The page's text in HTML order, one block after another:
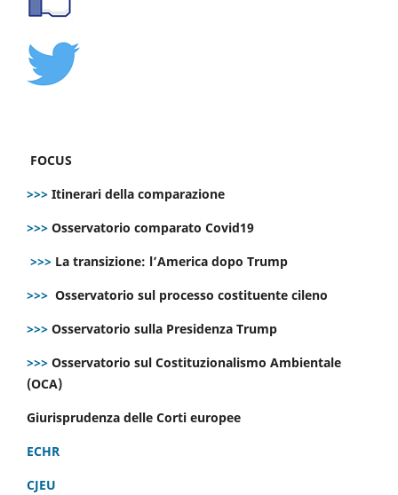
FOCUS
>>> Itinerari della comparazione
>>> Osservatorio comparato Covid19
>>> La transizione: l’America dopo Trump
>>> Osservatorio sul processo costituente cileno
>>> Osservatorio sulla Presidenza Trump
>>> Osservatorio sul Costituzionalismo Ambientale
(OCA)
Giurisprudenza delle Corti europee
ECHR
CJEU